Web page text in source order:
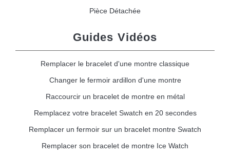
Pièce Détachée
Guides Vidéos
Remplacer le bracelet d'une montre classique
Changer le fermoir ardillon d'une montre
Raccourcir un bracelet de montre en métal
Remplacez votre bracelet Swatch en 20 secondes
Remplacer un fermoir sur un bracelet montre Swatch
Remplacer son bracelet de montre Ice Watch